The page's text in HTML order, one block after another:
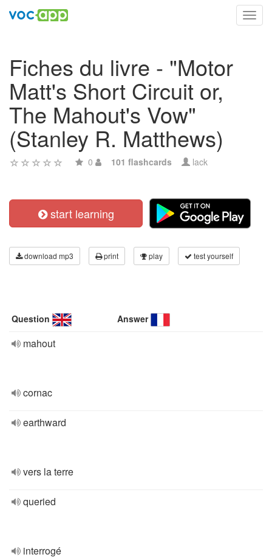
Fiches du livre - "Motor
Matt's Short Circuit or,
The Mahout's Vow"
(Stanley R. Matthews)
0 101 flashcards lack
start learning
download mp3 print play test yourself
Question Answer
mahout
cornac
earthward
vers la terre
queried
interrogé